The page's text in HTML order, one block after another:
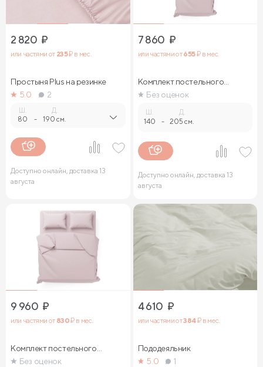
2 820 ₽
или частями от 235₽ в мес.
Простыня Plus на резинке
5.0
2
80 -
Д.
190 см.
Доступно онлайн, доставка 13
августа
7 860 ₽
или частями от655₽ в мес.
Комплект постельного
бельяБез оценок
140 -
Д.
205 см.
Доступно онлайн, доставка 13
августа
9 960 ₽
или частями от 830₽ в мес.
Комплект постельного
бельяБез оценок
4 610 ₽
или частями от384₽ в мес.
Пододеяльник
5.0
1